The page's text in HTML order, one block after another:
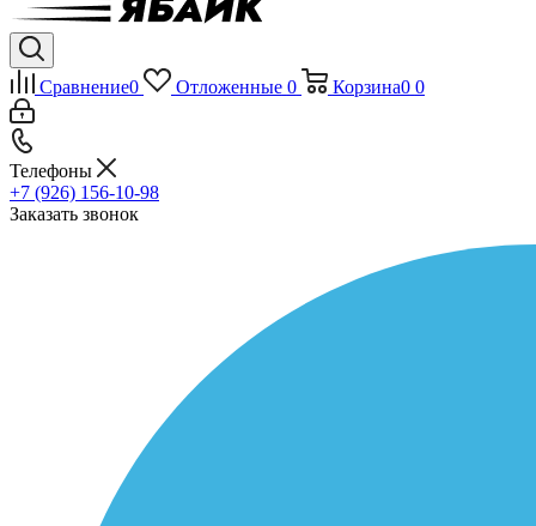
Сравнение0 Отложенные 0 Корзина0 0
Телефоны
+7 (926) 156-10-98
Заказать звонок